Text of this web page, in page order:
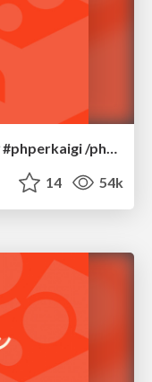
PHPStanで始める継続的静的解析 #phperkaigi /php-static-analysis
14 54k